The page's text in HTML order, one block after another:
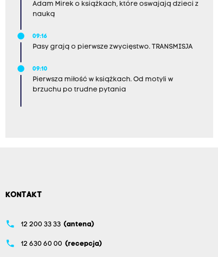
Adam Mirek o książkach, które oswajają dzieci z
nauką
09:16
Pasy grają o pierwsze zwycięstwo. TRANSMISJA
09:10
Pierwsza miłość w książkach. Od motyli w
brzuchu po trudne pytania
KONTAKT
phone 12 200 33 33 (antena)
phone 12 630 60 00 (recepcja)